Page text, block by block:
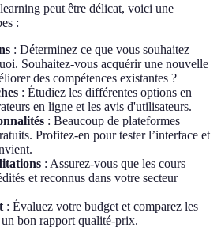
peut être délicat, voici une
:
: Déterminez ce que vous souhaitez
Souhaitez-vous acquérir une nouvelle
des compétences existantes ?
: Étudiez les différentes options en
en ligne et les avis d'utilisateurs.
: Beaucoup de plateformes
Profitez-en pour tester l’interface et
: Assurez-vous que les cours
et reconnus dans votre secteur
: Évaluez votre budget et comparez les
bon rapport qualité-prix.